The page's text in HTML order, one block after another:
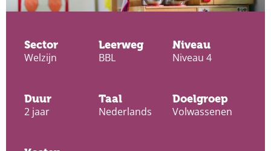
Sector
Welzijn
Leerweg
BBL
Niveau
Niveau 4
Duur
2 jaar
Taal
Nederlands
Doelgroep
Volwassenen